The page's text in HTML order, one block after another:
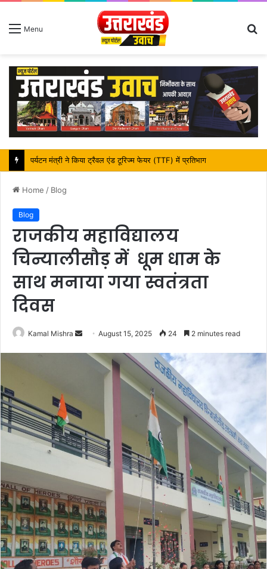
Menu
महापौर शंभू पासवान के जन्मदिवस पर क्षेत्र में विकास की सौगात
Home / Blog
Blog
राजकीय महाविद्यालय
चिन्यालीसौड़ में धूम धाम के
साथ मनाया गया स्वतंत्रता
दिवस
Kamal Mishra
Send
email
August 15, 2025 24 2 minutes read